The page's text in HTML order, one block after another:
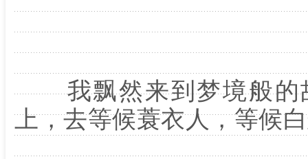
我飘然来到梦境般的
上，去等候蓑衣人，等候